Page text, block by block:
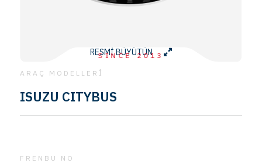
SINCE 2013
RESMİ BÜYÜTÜN
ARAÇ MODELLERİ
ISUZU CITYBUS
FRENBU NO